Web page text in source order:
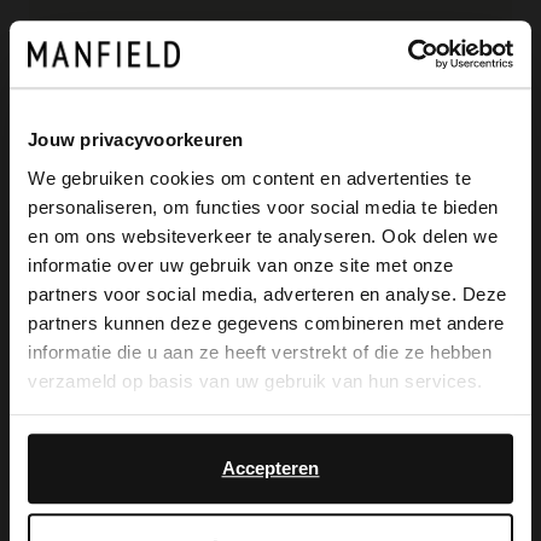
Jouw privacyvoorkeuren
We gebruiken cookies om content en advertenties te
personaliseren, om functies voor social media te bieden
en om ons websiteverkeer te analyseren. Ook delen we
informatie over uw gebruik van onze site met onze
partners voor social media, adverteren en analyse. Deze
partners kunnen deze gegevens combineren met andere
informatie die u aan ze heeft verstrekt of die ze hebben
verzameld op basis van uw gebruik van hun services.
Accepteren
Bruine suède shopper met studs van
drukknoopsluiting, brede schouderband
en vakje aan de binnenzijde. De afmeting
van de tas is 45x33x14 cm (BxHxD).
Alles over dit product
Maattabel
Bezorgen & retour
×
View this website in English?
It looks like your language isn't Dutch. Would
you like to switch to English?
English